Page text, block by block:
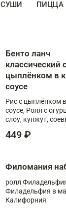
СУШИ ПИЦЦА
Бенто ланч
классический
цыплёнком в
соусе
Рис с цыплёнком
соусе, Ролл с
слоу, кунжут,
449 ₽
Филомания
ролл
Филадельфия в
Калифорния